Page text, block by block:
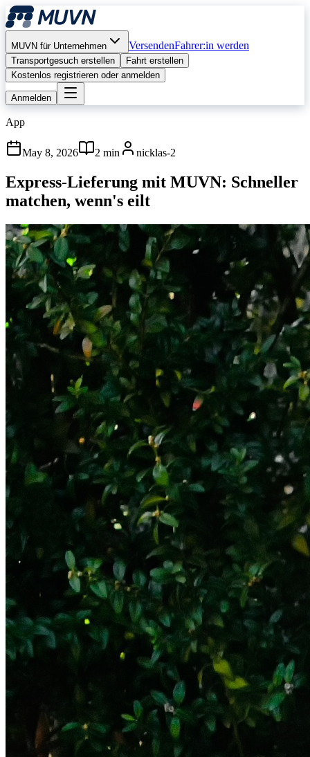
MUVN für Unternehmen VersendenFahrer:in werden
Transportgesuch erstellen
Fahrt erstellen
Kostenlos registrieren oder anmelden
Anmelden
App
May 8, 2026 2 min nicklas-2
Express-Lieferung mit MUVN: Schneller
matchen, wenn's eilt